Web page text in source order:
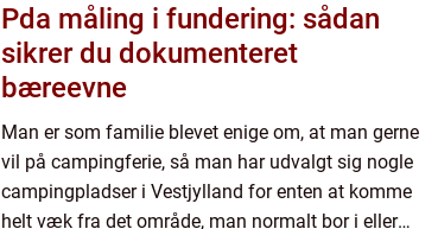
Pda måling i fundering: sådan
sikrer du dokumenteret
bæreevne
Man er som familie blevet enige om, at man gerne
vil på campingferie, så man har udvalgt sig nogle
campingpladser i Vestjylland for enten at komme
helt væk fra det område, man normalt bor i eller